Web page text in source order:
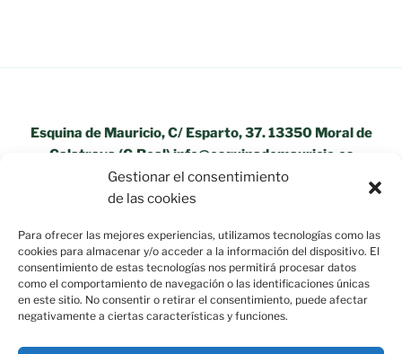
Gestionar el consentimiento
de las cookies
Para ofrecer las mejores experiencias, utilizamos tecnologías como las
cookies para almacenar y/o acceder a la información del dispositivo. El
consentimiento de estas tecnologías nos permitirá procesar datos
como el comportamiento de navegación o las identificaciones únicas
en este sitio. No consentir o retirar el consentimiento, puede afectar
negativamente a ciertas características y funciones.
Esquina de Mauricio, C/ Esparto, 37. 13350 Moral de
Calatrava (C.Real) info@esquinademauricio.es
«Aviso Legal»